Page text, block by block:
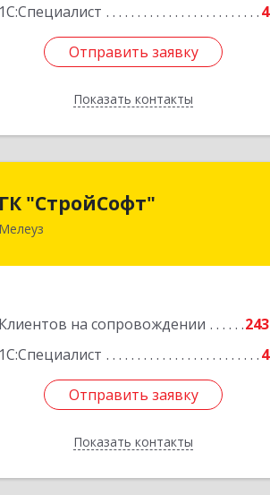
1С:Специалист
4
Отправить заявку
Показать контакты
Отправить заявку
Назад
ГК "СтройСофт"
Мелеуз
Клиентов на сопровождении
243
1С:Специалист
4
Отправить заявку
Показать контакты
ГК "СтройСофт"
453852, Башкортостан Респ, Мелеуз г,
Отправить заявку
Назад